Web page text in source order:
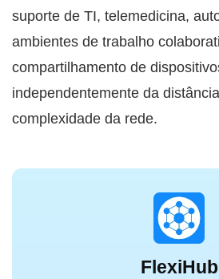
suporte de TI, telemedicina,
ambientes de trabalho
compartilhamento de
independentemente da
complexidade da rede.
FlexiHub